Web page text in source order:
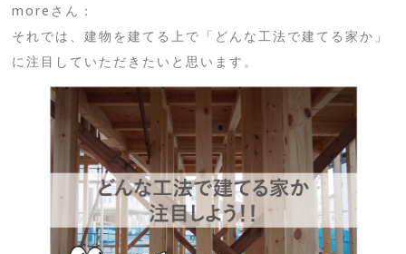
moreさん：
それでは、建物を建てる上で「どんな工法で建てる家か」
に注目していただきたいと思います。